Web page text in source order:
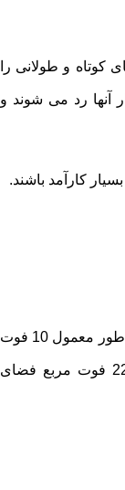
کوتاه و طولانی را
آنها رد می شوند و
کارآمد باشند.
پوسترها یک تابلوی تبلیغاتی متوسط ​​هستند که به طور معمول 10 فوت
ارتفاع و 22 فوت عرض اندازه می گیرند و 220 فوت مربع فضای